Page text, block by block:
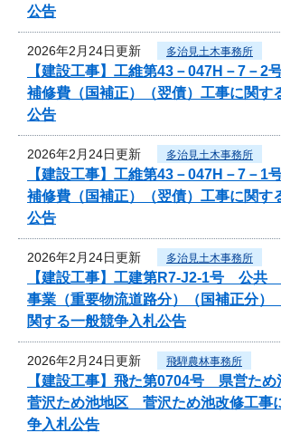
公告
2026年2月24日更新 多治見土木事務所
【建設工事】工維第43－047H－7－
補修費（国補正）（翌債）工事に関す
公告
2026年2月24日更新 多治見土木事務所
【建設工事】工維第43－047H－7－
補修費（国補正）（翌債）工事に関す
公告
2026年2月24日更新 多治見土木事務所
【建設工事】工建第R7-J2-1号 公共
事業（重要物流道路分）（国補正分）
関する一般競争入札公告
2026年2月24日更新 飛騨農林事務所
【建設工事】飛た第0704号 県営た
菅沢ため池地区 菅沢ため池改修工事
争入札公告